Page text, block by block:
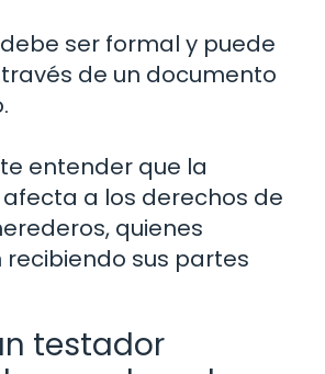
ser formal y puede
de un documento
entender que la
a los derechos de
quienes
sus partes
testador